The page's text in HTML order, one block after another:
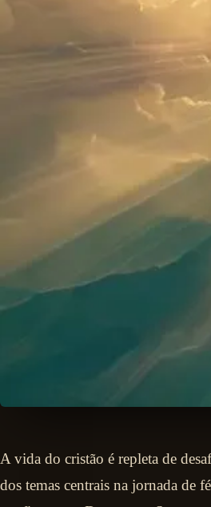
A vida do cristão é repleta de
dos temas centrais na jornada de